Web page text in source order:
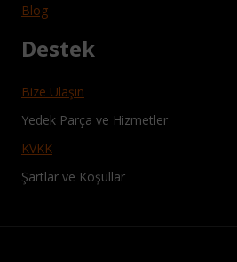
Blog
Destek
Bize Ulaşın
Yedek Parça ve Hizmetler
KVKK
Şartlar ve Koşullar